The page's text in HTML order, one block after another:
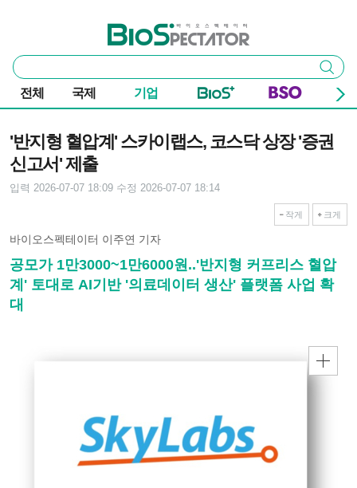
바이오스펙테이터
통
합
검
색
검색
전체 국제 기업
'반지형 혈압계' 스카이랩스, 코스닥 상장 '증권
신고서' 제출
입력 2026-07-07 18:09 수정 2026-07-07 18:14
작게 크게
바이오스펙테이터 이주연 기자
공모가 1만3000~1만6000원..'반지형 커프리스 혈압
계' 토대로 AI기반 '의료데이터 생산' 플랫폼 사업 확
대